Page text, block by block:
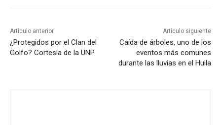
Artículo anterior
¿Protegidos por el Clan del
Golfo? Cortesía de la UNP
Artículo siguiente
Caída de árboles, uno de los
eventos más comunes
durante las lluvias en el Huila